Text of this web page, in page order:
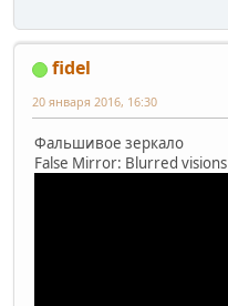
fidel
20 января 2016, 16:30
Фальшивое зеркало
False Mirror: Blurred visions